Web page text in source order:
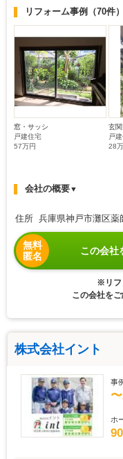
リフォーム事例 （70件）
窓・サッシ
戸建住宅
57万円
玄関
戸
28
会社の概要▼
住所 兵庫県神戸市灘区薬
無料
匿名
この会社
※リフ
この会社を
株式会社イント
事
ホ